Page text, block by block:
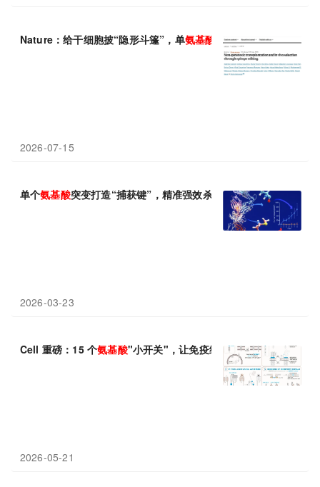
Nature：给干细胞披“隐形斗篷”，单氨基酸 编辑让KIT抗体只清宿
2026-07-15
单个氨基酸突变打造“捕获键”，精准强效杀伤前列腺癌
2026-03-23
Cell 重磅：15 个氨基酸"小开关"，让免疫细胞永不疲惫
2026-05-21